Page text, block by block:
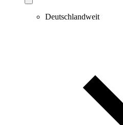
Deutschlandweit